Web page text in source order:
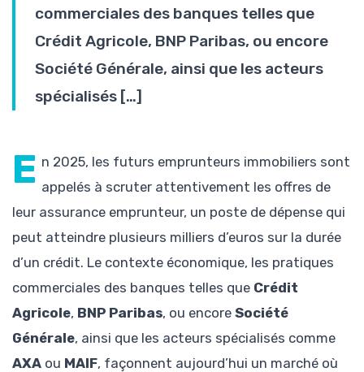
commerciales des banques telles que
Crédit Agricole, BNP Paribas, ou encore
Société Générale, ainsi que les acteurs
spécialisés […]
E n 2025, les futurs emprunteurs immobiliers sont
appelés à scruter attentivement les offres de
leur assurance emprunteur, un poste de dépense qui
peut atteindre plusieurs milliers d’euros sur la durée
d’un crédit. Le contexte économique, les pratiques
commerciales des banques telles que Crédit
Agricole, BNP Paribas, ou encore Société
Générale, ainsi que les acteurs spécialisés comme
AXA ou MAIF, façonnent aujourd’hui un marché où